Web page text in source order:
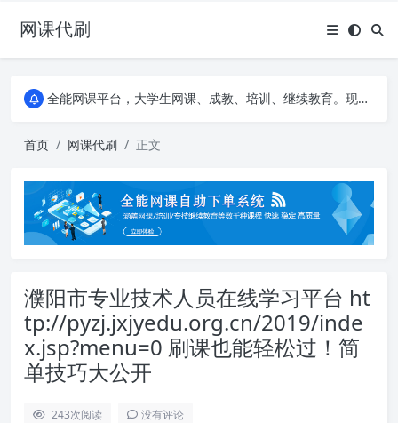
网课代刷
AI论文写作平台，根据真实文献内容生成论文
全能网课平台，大学生网课、成教、培训、继续教育。现已接入代刷代考项目3000+
全能网课平台，大学生网课、成教、培训、继续教育。现已接入代刷代考项目3000+
首页 网课代刷 正文
濮阳市专业技术人员在线学习平台 ht
tp://pyzj.jxjyedu.org.cn/2019/inde
x.jsp?menu=0 刷课也能轻松过！简
单技巧大公开
243次阅读 没有评论